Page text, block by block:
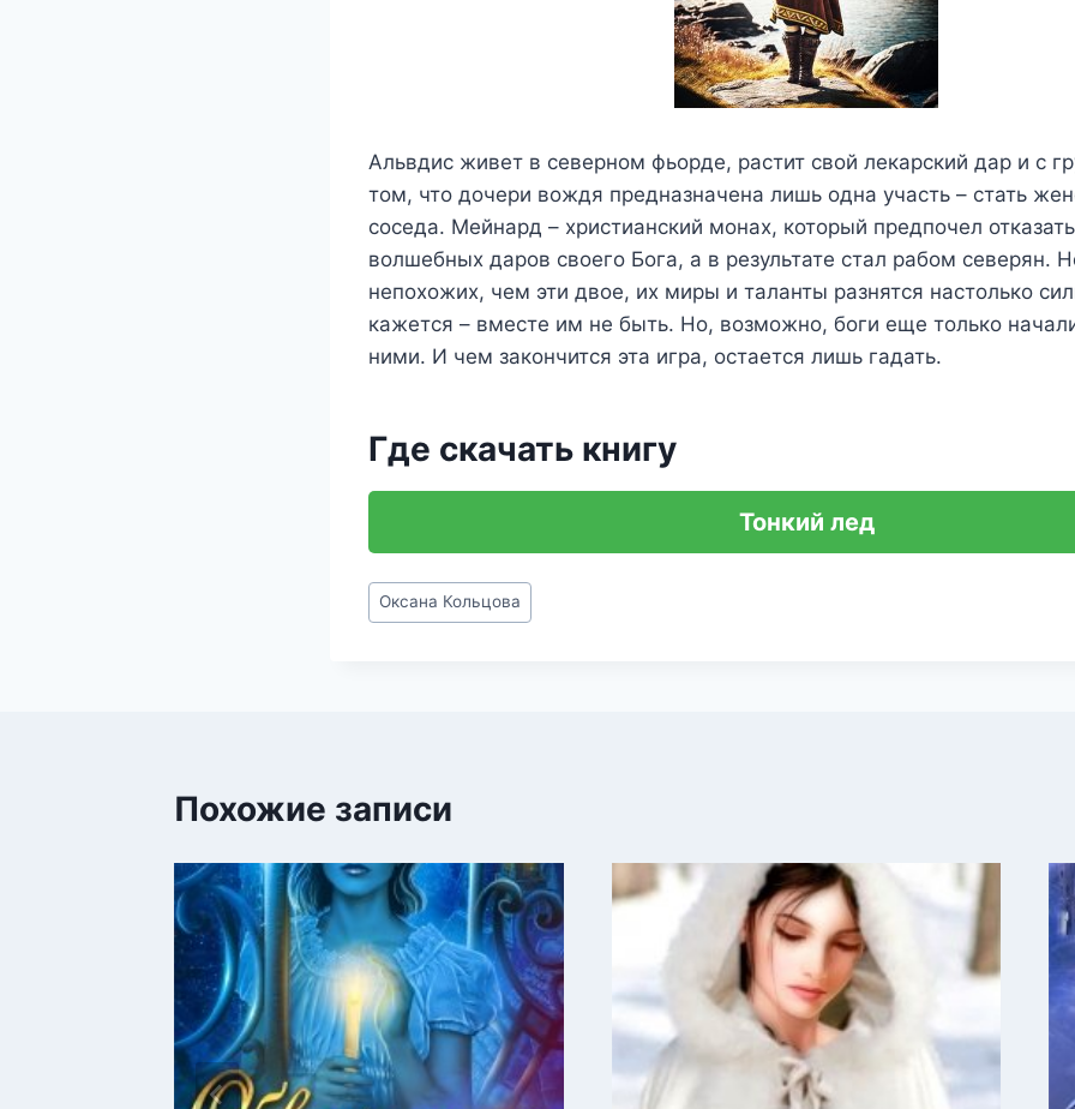
Альвдис живет в северном фьорде, растит свой лекарский дар и с
том, что дочери вождя предназначена лишь одна участь – стать
соседа. Мейнард – христианский монах, который предпочел
волшебных даров своего Бога, а в результате стал рабом северян.
непохожих, чем эти двое, их миры и таланты разнятся настолько
кажется – вместе им не быть. Но, возможно, боги еще только
ними. И чем закончится эта игра, остается лишь гадать.
Где скачать книгу
Тонкий лед
Метки
записи:
Оксана Кольцова
Похожие записи